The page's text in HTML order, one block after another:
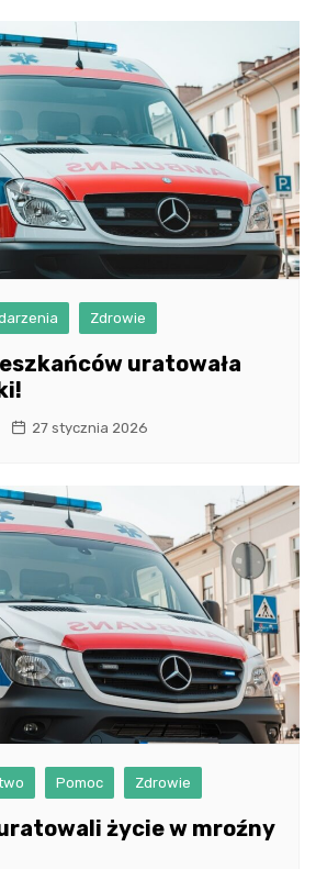
Zdrowie
uratowała
27 stycznia 2026
Pomoc Zdrowie
życie w mroźny